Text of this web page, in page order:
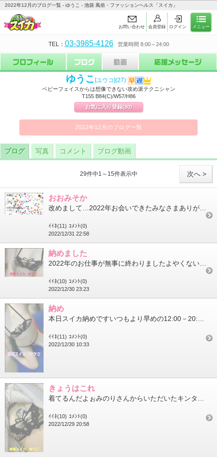
2022年12月のブログ一覧 - ゆうこ - 池袋 風俗・ファッションヘルス「スイカ」
お問い合わせ 会員登録 ログイン メニュー
TEL： 03-3985-4126 営業時間 8:00～24:00
ゆうこ [ユウコ](27)
ベビーフェイスからは想像できない攻め派テクニシャン
T155 B84(C)/W57/H86
お気に入り登録(80)
2022年12月のブログ一覧
ブログ 写真 コメント ブログ動画
次へ >
29件中1～15件表示中
おおみそか
ｲｲﾈ(11) ｺﾒﾝﾄ(0)
2022/12/31 22:58
納めました
ｲｲﾈ(10) ｺﾒﾝﾄ(0)
2022/12/30 23:23
納め
ｲｲﾈ(11) ｺﾒﾝﾄ(0)
2022/12/30 10:33
きょうはこれ
ｲｲﾈ(10) ｺﾒﾝﾄ(0)
2022/12/29 20:58